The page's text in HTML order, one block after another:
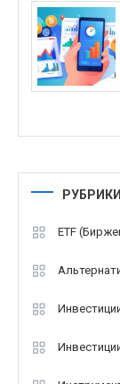
РУБРИКИ
ETF